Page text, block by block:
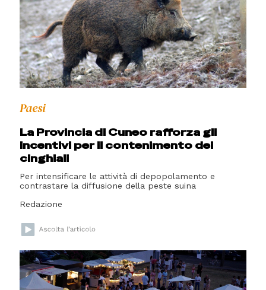
Paesi
La Provincia di Cuneo rafforza gli
incentivi per il contenimento dei
cinghiali
Per intensificare le attività di depopolamento e
contrastare la diffusione della peste suina
Redazione